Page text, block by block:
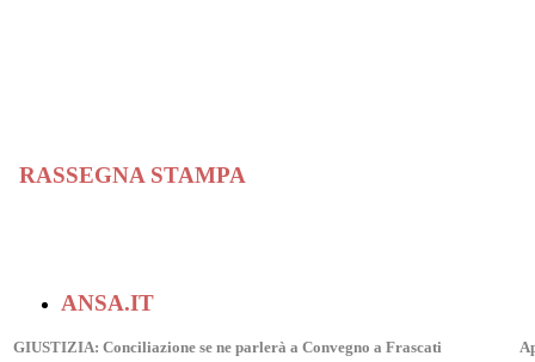
RASSEGNA STAMPA
ANSA.IT
GIUSTIZIA: Conciliazione se ne parlerà a Convegno a Frascati